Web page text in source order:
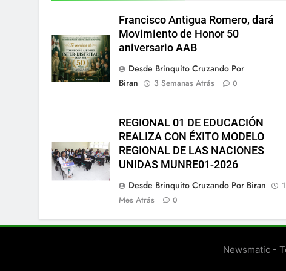
Francisco Antigua Romero, dará
Movimiento de Honor 50
aniversario AAB
Desde Brinquito Cruzando Por
Biran
3 Semanas Atrás 0
REGIONAL 01 DE EDUCACIÓN
REALIZA CON ÉXITO MODELO
REGIONAL DE LAS NACIONES
UNIDAS MUNRE01-2026
Desde Brinquito Cruzando Por Biran
1
Mes Atrás
0
Newsmatic -